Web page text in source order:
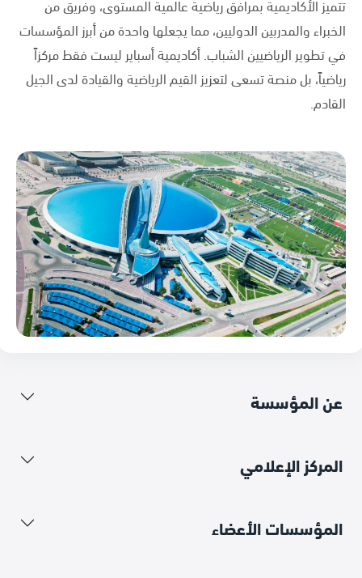
الخبراء والمدربين الدوليين، مما يجعلها واحدة من أبرز المؤسسات
في تطوير الرياضيين الشباب. أكاديمية أسباير ليست فقط مركزاً
رياضياً، بل منصة تسعى لتعزيز القيم الرياضية والقيادة لدى الجيل
القادم.
عن المؤسسة
المركز الإعلامي
المؤسسات الأعضاء